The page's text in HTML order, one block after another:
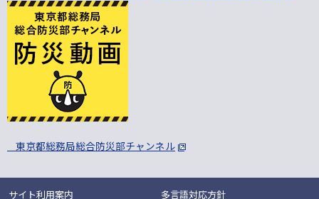
東京都総務局総合防災部チャンネル
サイト利用案内 多言語対応方針